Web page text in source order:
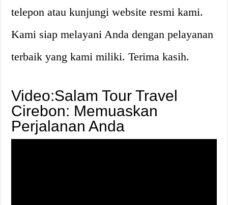
telepon atau kunjungi website resmi kami.
Kami siap melayani Anda dengan pelayanan
terbaik yang kami miliki. Terima kasih.
Video:Salam Tour Travel
Cirebon: Memuaskan
Perjalanan Anda